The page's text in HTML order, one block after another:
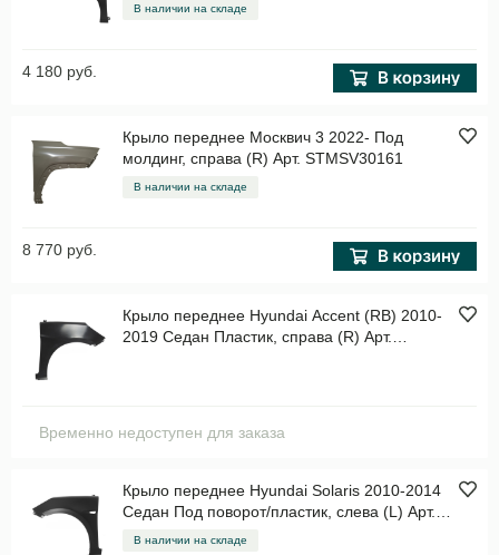
В наличии на складе
4 180 руб.
Крыло переднее Москвич 3 2022- Под
молдинг, справа (R) Арт. STMSV30161
В наличии на складе
8 770 руб.
Крыло переднее Hyundai Accent (RB) 2010-
2019 Седан Пластик, справа (R) Арт.
Временно недоступен для заказа
Крыло переднее Hyundai Solaris 2010-2014
Седан Под поворот/пластик, слева (L) Арт.
STHNS10162R
В наличии на складе